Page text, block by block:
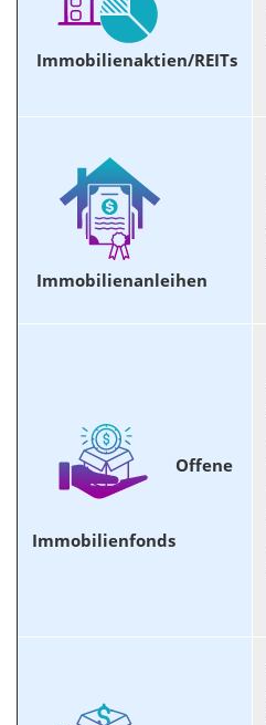
Immobilienaktien/REITs
Immobilienanleihen
Offene
Immobilienfonds